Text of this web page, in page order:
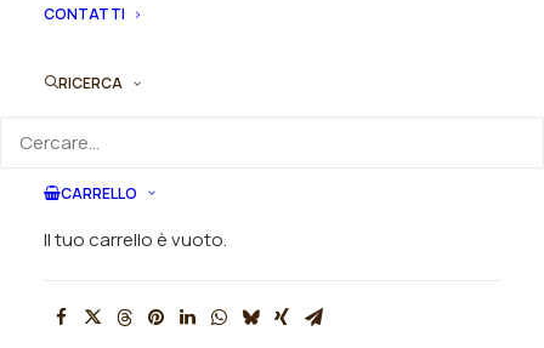
CONTATTI
RICERCA
CARRELLO
Il tuo carrello è vuoto.
Categorie
Alberi